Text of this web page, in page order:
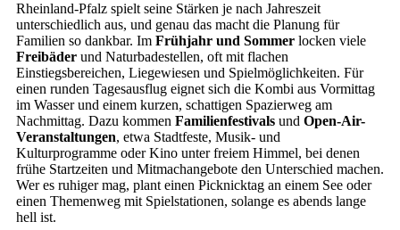
Rheinland-Pfalz spielt seine Stärken je nach Jahreszeit
unterschiedlich aus, und genau das macht die Planung für
Familien so dankbar. Im Frühjahr und Sommer locken viele
Freibäder und Naturbadestellen, oft mit flachen
Einstiegsbereichen, Liegewiesen und Spielmöglichkeiten. Für
einen runden Tagesausflug eignet sich die Kombi aus Vormittag
im Wasser und einem kurzen, schattigen Spazierweg am
Nachmittag. Dazu kommen Familienfestivals und Open-Air-
Veranstaltungen, etwa Stadtfeste, Musik- und
Kulturprogramme oder Kino unter freiem Himmel, bei denen
frühe Startzeiten und Mitmachangebote den Unterschied machen.
Wer es ruhiger mag, plant einen Picknicktag an einem See oder
einen Themenweg mit Spielstationen, solange es abends lange
hell ist.